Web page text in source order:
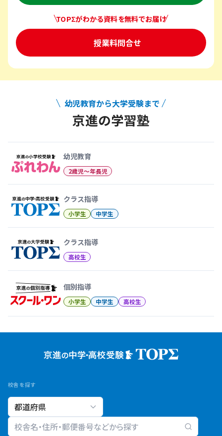
TOPΣがわかる資料を無料でお届け
授業料問合せ
幼児教育から大学受験まで
京進の学習塾
幼児教育
2歳児〜年長児
クラス指導
小学生 中学生
クラス指導
高校生
個別指導
小学生 中学生 高校生
校舎を探す
校舎検索